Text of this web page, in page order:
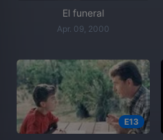
El funeral
Apr. 09, 2000
E13